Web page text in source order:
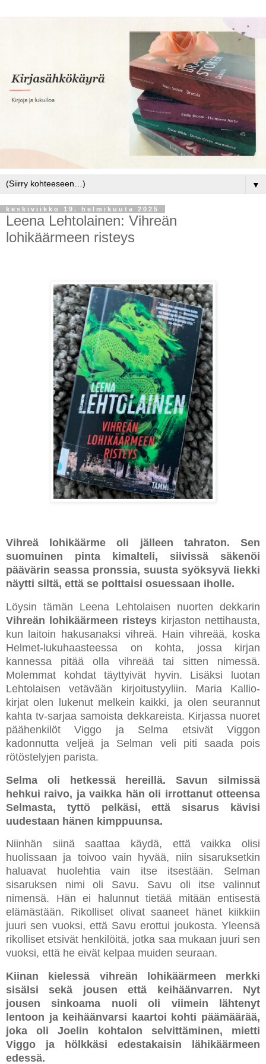
▼
keskiviikko 19. helmikuuta 2025
Leena Lehtolainen: Vihreän
lohikäärmeen risteys
Vihreä lohikäärme oli jälleen tahraton. Sen
suomuinen pinta kimalteli, siivissä säkenöi
päävärin seassa pronssia, suusta syöksyvä liekki
näytti siltä, että se polttaisi osuessaan iholle.
Löysin tämän Leena Lehtolaisen nuorten dekkarin
Vihreän lohikäärmeen risteys kirjaston nettihausta,
kun laitoin hakusanaksi vihreä. Hain vihreää, koska
Helmet-lukuhaasteessa on kohta, jossa kirjan
kannessa pitää olla vihreää tai sitten nimessä.
Molemmat kohdat täyttyivät hyvin. Lisäksi luotan
Lehtolaisen vetävään kirjoitustyyliin. Maria Kallio-
kirjat olen lukenut melkein kaikki, ja olen seurannut
kahta tv-sarjaa samoista dekkareista. Kirjassa nuoret
päähenkilöt Viggo ja Selma etsivät Viggon
kadonnutta veljeä ja Selman veli piti saada pois
rötöstelyjen parista.
Selma oli hetkessä hereillä. Savun silmissä
hehkui raivo, ja vaikka hän oli irrottanut otteensa
Selmasta, tyttö pelkäsi, että sisarus kävisi
uudestaan hänen kimppuunsa.
Niinhän siinä saattaa käydä, että vaikka olisi
huolissaan ja toivoo vain hyvää, niin sisaruksetkin
haluavat huolehtia vain itse itsestään. Selman
sisaruksen nimi oli Savu. Savu oli itse valinnut
nimensä. Hän ei halunnut tietää mitään entisestä
elämästään. Rikolliset olivat saaneet hänet kiikkiin
juuri sen vuoksi, että Savu erottui joukosta. Yleensä
rikolliset etsivät henkilöitä, jotka saa mukaan juuri sen
vuoksi, että he eivät kelpaa muiden seuraan.
Kiinan kielessä vihreän lohikäärmeen merkki
sisälsi sekä jousen että keihäänvarren. Nyt
jousen sinkoama nuoli oli viimein lähtenyt
lentoon ja keihäänvarsi kaartoi kohti päämäärää,
joka oli Joelin kohtalon selvittäminen, mietti
Viggo ja hölkkäsi edestakaisin lähikäärmeen
edessä.